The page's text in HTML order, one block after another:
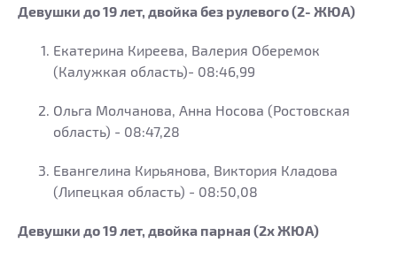
Девушки до 19 лет, двойка без рулевого (2- ЖЮА)
Екатерина Киреева, Валерия Оберемок
(Калужкая область)- 08:46,99
Ольга Молчанова, Анна Носова (Ростовская
область) - 08:47,28
Евангелина Кирьянова, Виктория Кладова
(Липецкая область) - 08:50,08
Девушки до 19 лет, двойка парная (2х ЖЮА)